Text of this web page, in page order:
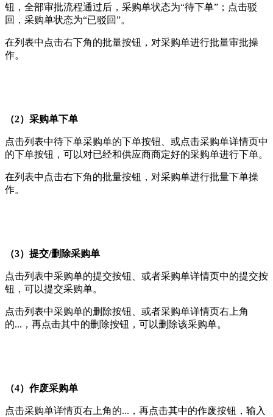
钮，全部审批流程通过后，采购单状态为“待下单”；点击驳
回，采购单状态为“已驳回”。
在列表中点击右下角的批量按钮，对采购单进行批量审批操
作。
（2）采购单下单
点击列表中待下单采购单的下单按钮、或点击采购单详情页中
的下单按钮，可以对已经和供应商商定好的采购单进行下单。
在列表中点击右下角的批量按钮，对采购单进行批量下单操
作。
（3）提交/删除采购单
点击列表中采购单的提交按钮、或者采购单详情页中的提交按
钮，可以提交采购单。
点击列表中采购单的删除按钮、或者采购单详情页右上角
的...，再点击其中的删除按钮，可以删除该采购单。
（4）作废采购单
点击采购单详情页右上角的...，再点击其中的作废按钮，输入